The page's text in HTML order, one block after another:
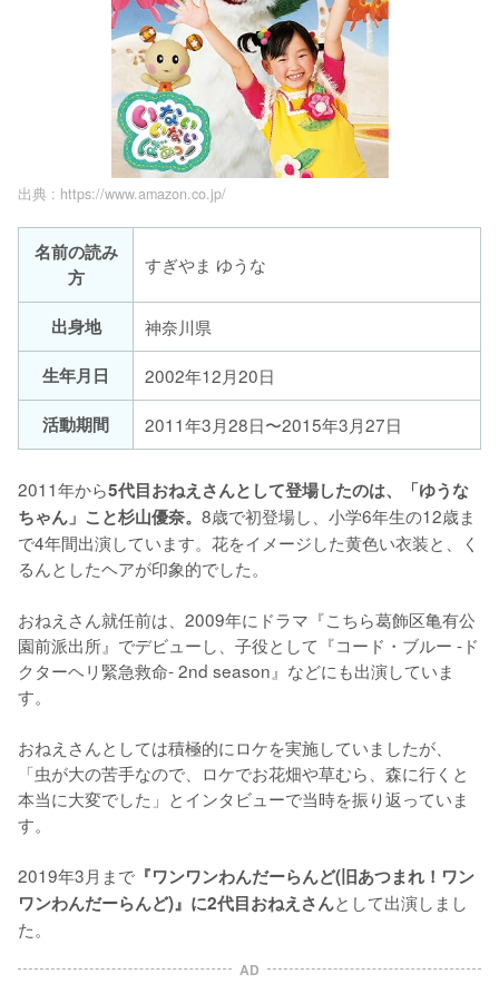
出典 : https://www.amazon.co.jp/
名前の読み
方
すぎやま ゆうな
出身地
神奈川県
生年月日
2002年12月20日
活動期間
2011年3月28日〜2015年3月27日
2011年から5代目おねえさんとして登場したのは、「ゆうな
ちゃん」こと杉山優奈。 8歳で初登場し、小学6年生の12歳ま
で4年間出演しています。花をイメージした黄色い衣装と、く
るんとしたヘアが印象的でした。
おねえさん就任前は、2009年にドラマ『こちら葛飾区亀有公
園前派出所』でデビューし、子役として『コード・ブルー -ド
クターヘリ緊急救命- 2nd season』などにも出演していま
す。
おねえさんとしては積極的にロケを実施していましたが、
「虫が大の苦手なので、ロケでお花畑や草むら、森に行くと
本当に大変でした」とインタビューで当時を振り返っていま
す。
2019年3月まで 『ワンワンわんだーらんど(旧あつまれ！ワン
ワンわんだーらんど)』に2代目おねえさんとして出演しまし
た。
AD